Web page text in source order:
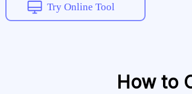
Try Online Tool
How to